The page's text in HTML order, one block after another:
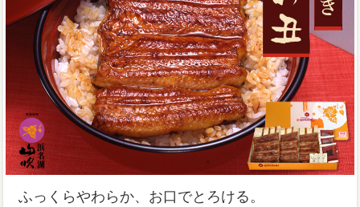
ふっくらやわらか、お口でとろける。